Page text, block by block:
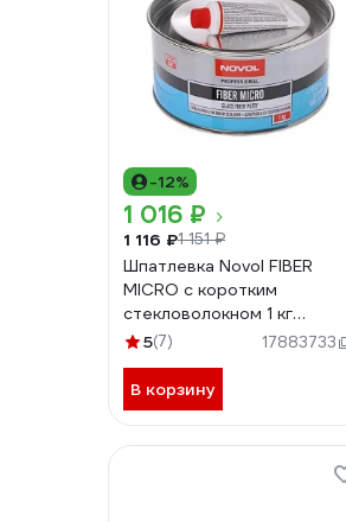
-12%
1 016 ₽
1 116 ₽1 151 ₽
Шпатлевка Novol FIBER
MICRO с коротким
стекловолокном 1 кг
X6126448
5(7) 17883733
В корзину